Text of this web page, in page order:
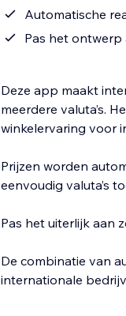
Automatische
Pas het ontwerp
Deze app maakt
meerdere valuta’s.
winkelervaring voor
Prijzen worden
eenvoudig valuta’s
Pas het uiterlijk aan
De combinatie van
internationale